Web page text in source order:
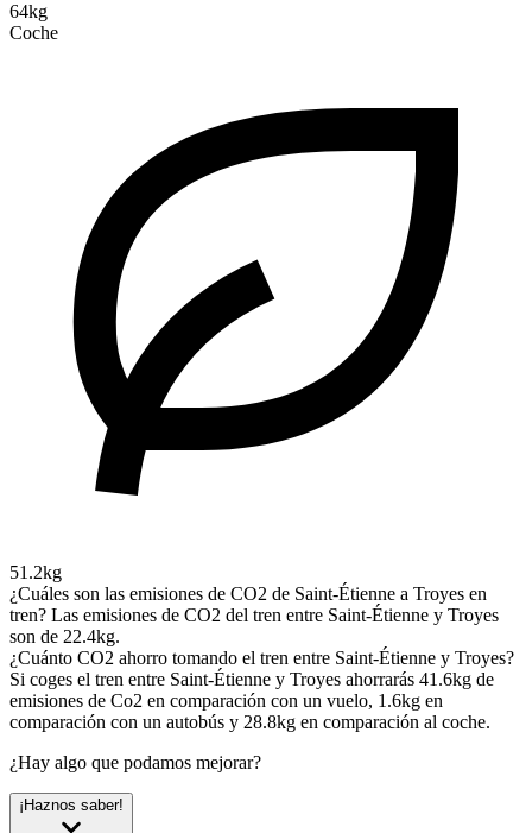
64kg
Coche
51.2kg
¿Cuáles son las emisiones de CO2 de Saint-Étienne a Troyes en
tren? Las emisiones de CO2 del tren entre Saint-Étienne y Troyes
son de 22.4kg.
¿Cuánto CO2 ahorro tomando el tren entre Saint-Étienne y Troyes?
Si coges el tren entre Saint-Étienne y Troyes ahorrarás 41.6kg de
emisiones de Co2 en comparación con un vuelo, 1.6kg en
comparación con un autobús y 28.8kg en comparación al coche.
¿Hay algo que podamos mejorar?
¡Haznos saber!